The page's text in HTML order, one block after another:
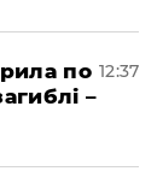
по
–
12:37